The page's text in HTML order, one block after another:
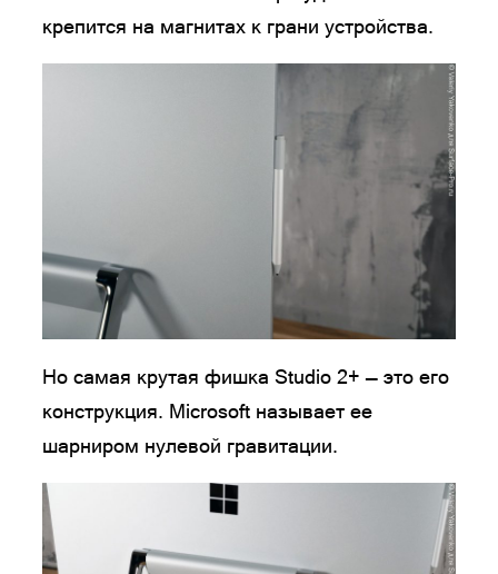
крепится на магнитах к грани устройства.
Но самая крутая фишка Studio 2+ — это его
конструкция. Microsoft называет ее
шарниром нулевой гравитации.